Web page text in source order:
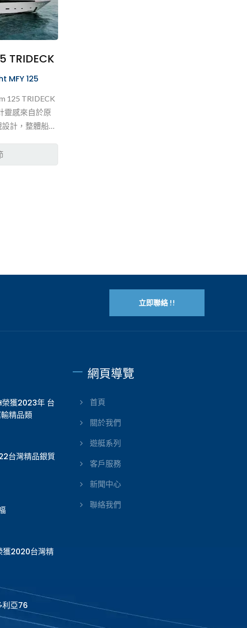
湛的客製化飾
TRIDECK
MFY 125
125 TRIDECK
靈感來自於原
計，整體船舶
設計，飛橋上
硬棚，前甲板
立即聯絡 !!
榮獲2023年 台
精品類
台灣精品銀質
獲2020台灣精
利亞76
網頁導覽
首頁
關於我們
遊艇系列
客戶服務
新聞中心
聯絡我們